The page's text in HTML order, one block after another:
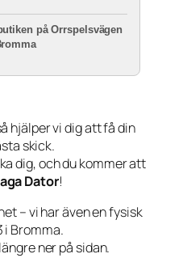
på Orrspelsvägen
hjälper vi dig att få din
skick.
dig, och du kommer att
Dator!
– vi har även en fysisk
i Bromma.
ner på sidan.